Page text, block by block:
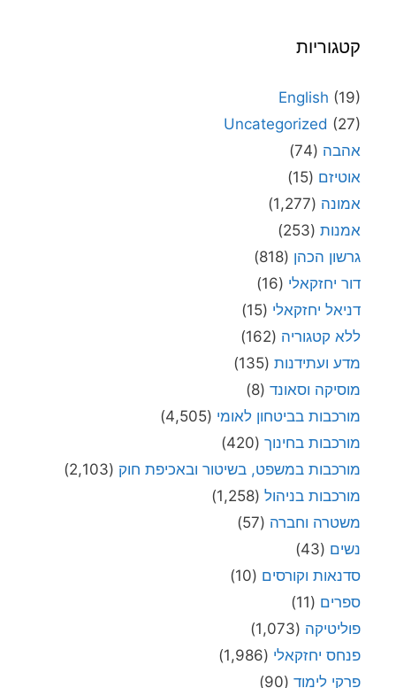
קטגוריות
English (19)
Uncategorized (27)
אהבה (74)
אוטיזם (15)
אמונה (1,277)
אמנות (253)
גרשון הכהן (818)
דור יחזקאלי (16)
דניאל יחזקאלי (15)
ללא קטגוריה (162)
מדע ועתידנות (135)
מוסיקה וסאונד (8)
מורכבות בביטחון לאומי (4,505)
מורכבות בחינוך (420)
מורכבות במשפט, בשיטור ובאכיפת חוק (2,103)
מורכבות בניהול (1,258)
משטרה וחברה (57)
נשים (43)
סדנאות וקורסים (10)
ספרים (11)
פוליטיקה (1,073)
פנחס יחזקאלי (1,986)
פרקי לימוד (90)